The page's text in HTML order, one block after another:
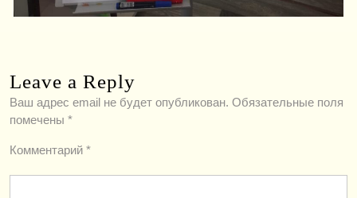
Leave a Reply
Ваш адрес email не будет опубликован. Обязательные поля
помечены *
Комментарий *